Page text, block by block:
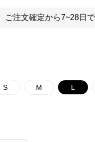
ご注文確定から7~28日
S M L